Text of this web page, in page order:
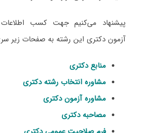
پیشنهاد می‌کنیم جهت کسب
آزمون دکتری این رشته به صفحات زیر
منابع دکتری
مشاوره انتخاب رشته دکتری
مشاوره آزمون دکتری
مصاحبه دکتری